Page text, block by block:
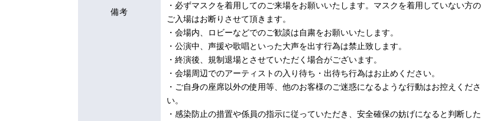
備考
・必ずマスクを着用してのご来場をお願いいたします。マスクを着用していない方の
ご入場はお断りさせて頂きます。
・会場内、ロビーなどでのご歓談は自粛をお願いいたします。
・公演中、声援や歌唱といった大声を出す行為は禁止致します。
・終演後、規制退場とさせていただく場合がございます。
・会場周辺でのアーティストの入り待ち・出待ち行為はお止めください。
・ご自身の座席以外の使用等、他のお客様のご迷惑になるような行動はお控えくださ
い。
・感染防止の措置や係員の指示に従っていただき、安全確保の妨げになると判断した